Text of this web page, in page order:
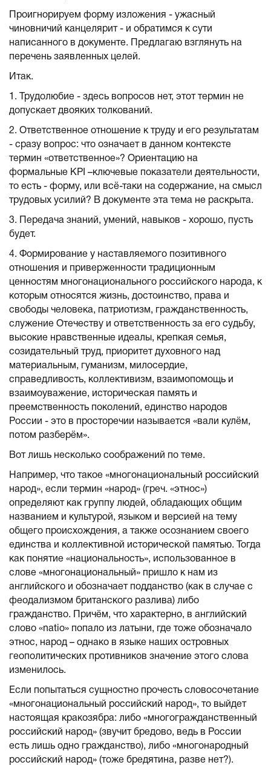
Проигнорируем форму изложения - ужасный
чиновничий канцелярит - и обратимся к сути
написанного в документе. Предлагаю взглянуть на
перечень заявленных целей.
Итак.
1. Трудолюбие - здесь вопросов нет, этот термин не
допускает двояких толкований.
2. Ответственное отношение к труду и его результатам
- сразу вопрос: что означает в данном контексте
термин «ответственное»? Ориентацию на
формальные KPI –ключевые показатели деятельности,
то есть - форму, или всё-таки на содержание, на смысл
трудовых усилий? В документе эта тема не раскрыта.
3. Передача знаний, умений, навыков - хорошо, пусть
будет.
4. Формирование у наставляемого позитивного
отношения и приверженности традиционным
ценностям многонационального российского народа, к
которым относятся жизнь, достоинство, права и
свободы человека, патриотизм, гражданственность,
служение Отечеству и ответственность за его судьбу,
высокие нравственные идеалы, крепкая семья,
созидательный труд, приоритет духовного над
материальным, гуманизм, милосердие,
справедливость, коллективизм, взаимопомощь и
взаимоуважение, историческая память и
преемственность поколений, единство народов
России - это в просторечии называется «вали кулём,
потом разберём».
Вот лишь несколько соображений по теме.
Например, что такое «многонациональный российский
народ», если термин «народ» (греч. «этнос»)
определяют как группу людей, обладающих общим
названием и культурой, языком и версией на тему
общего происхождения, а также осознанием своего
единства и коллективной исторической памятью. Тогда
как понятие «национальность», использованное в
слове «многонациональный» пришло к нам из
английского и обозначает подданство (как в случае с
феодализмом британского разлива) либо
гражданство. Причём, что характерно, в английский
слово «natio» попало из латыни, где тоже обозначало
этнос, народ – однако в языке наших островных
геополитических противников значение этого слова
изменилось.
Если попытаться сущностно прочесть словосочетание
«многонациональный российский народ», то выйдет
настоящая кракозябра: либо «многогражданственный
российский народ» (звучит бредово, ведь в России
есть лишь одно гражданство), либо «многонародный
российский народ» (тоже бредятина, разве нет?).